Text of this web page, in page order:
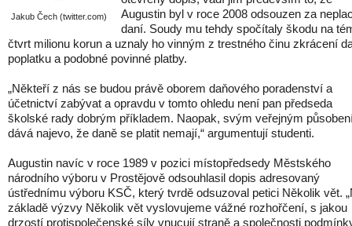
Jakub Čech (twitter.com)
Augustin byl v roce 2008 odsouzen za
daní. Soudy mu tehdy spočítaly škodu na
čtvrt milionu korun a uznaly ho vinným z trestného činu zkrácení
poplatku a podobné povinné platby.
„Někteří z nás se budou právě oborem daňového poradenství a
účetnictví zabývat a opravdu v tomto ohledu není pan předseda
školské rady dobrým příkladem. Naopak, svým veřejným
dává najevo, že daně se platit nemají,“ argumentují studenti.
Augustin navíc v roce 1989 v pozici místopředsedy Městského
národního výboru v Prostějově odsouhlasil dopis adresovaný
ústřednímu výboru KSČ, který tvrdě odsuzoval petici Několik vět.
základě výzvy Několik vět vyslovujeme vážné rozhořčení, s jakou
drzostí protispolečenské síly vnucují straně a společnosti